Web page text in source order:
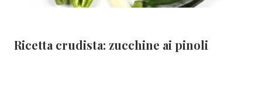
Ricetta crudista: zucchine ai pinoli